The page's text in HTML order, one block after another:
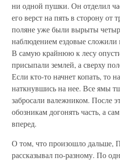
ни одной пушки. Он отделил
его верст на пять в сторону от
поляне уже были вырыты
наблюдением ездовые
В самую крайнюю к лесу
присыпали землей, а сверху
Если кто-то начнет копать, то
наткнувшись на нее. Все ямы
забросали валежником. После
обозникам догонять часть, а
вперед.
О том, что произошло дальше,
рассказывал по-разному. По